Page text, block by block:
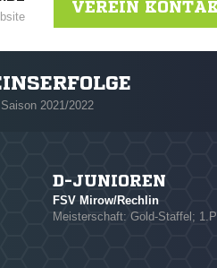
VEREIN
2021/2022
D-JUNIOREN
FSV Mirow/Rechlin
Meisterschaft: Gold-Staffel;